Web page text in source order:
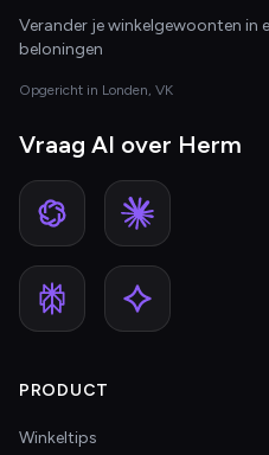
Verander je winkelgewoonten in
beloningen
Opgericht in Londen, VK
Vraag AI over Herm
PRODUCT
Winkeltips